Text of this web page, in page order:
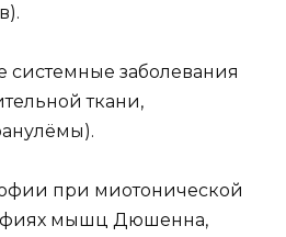
системные заболевания
ткани,
при миотонической
мышц Дюшенна,